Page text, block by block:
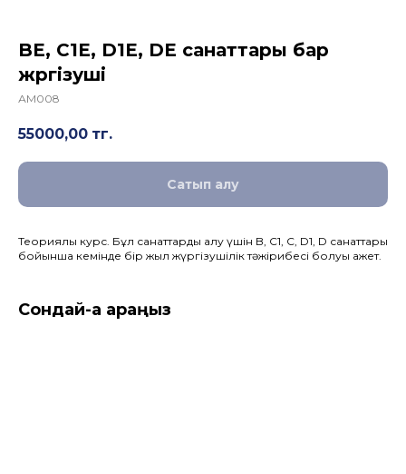
BE, C1E, D1E, DE санаттары бар
жүргізуші
АМ008
55000,00 тг.
Сатып алу
Теориялық курс. Бұл санаттарды алу үшін B, C1, C, D1, D санаттары
бойынша кемінде бір жыл жүргізушілік тәжірибесі болуы қажет.
Сондай-ақ қараңыз